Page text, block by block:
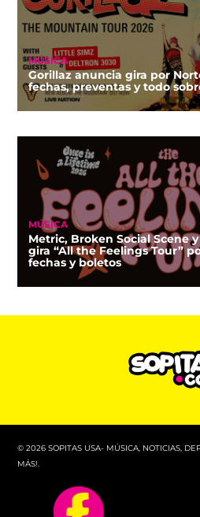
MÚSICA
Gorillaz anuncia gira por
fechas, preventas y todo
MÚSICA
Metric, Broken Social Scene
gira “All the Feelings Tour”
fechas y boletos
© 2026 SOPITAS USA- MÚSICA, NOTICIAS,
MÁS!.